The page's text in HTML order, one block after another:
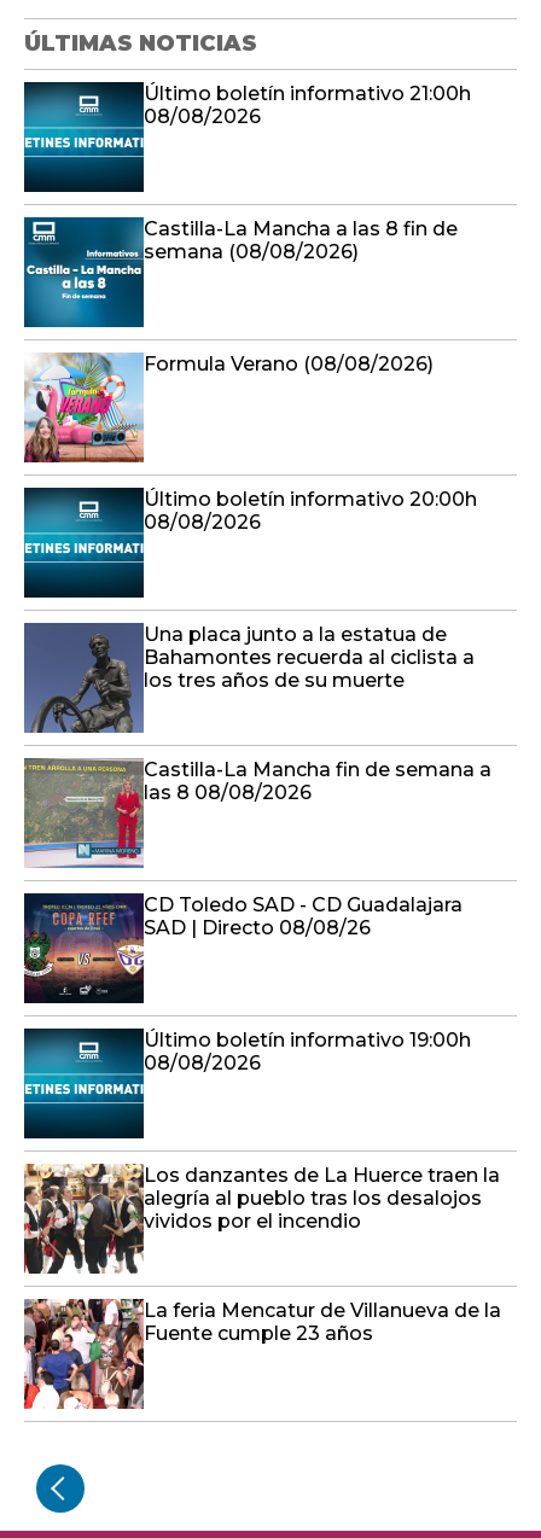
ÚLTIMAS NOTICIAS
Último boletín informativo 21:00h
08/08/2026
Castilla-La Mancha a las 8 fin de
semana (08/08/2026)
Formula Verano (08/08/2026)
Último boletín informativo 20:00h
08/08/2026
Una placa junto a la estatua de
Bahamontes recuerda al ciclista a
los tres años de su muerte
Castilla-La Mancha fin de semana a
las 8 08/08/2026
CD Toledo SAD - CD Guadalajara
SAD | Directo 08/08/26
Último boletín informativo 19:00h
08/08/2026
Los danzantes de La Huerce traen la
alegría al pueblo tras los desalojos
vividos por el incendio
La feria Mencatur de Villanueva de la
Fuente cumple 23 años